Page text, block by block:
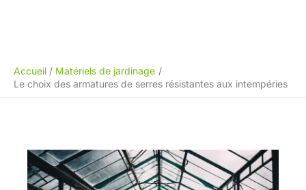
Accueil
Matériels de jardinage
Le choix des armatures de serres résistantes aux intempéries